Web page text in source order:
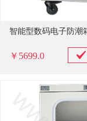
￥5699.0